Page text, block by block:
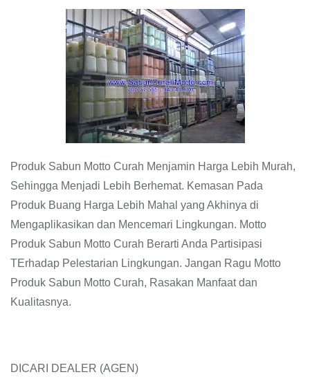
Produk Sabun Motto Curah Menjamin Harga Lebih Murah,
Sehingga Menjadi Lebih Berhemat. Kemasan Pada
Produk Buang Harga Lebih Mahal yang Akhinya di
Mengaplikasikan dan Mencemari Lingkungan. Motto
Produk Sabun Motto Curah Berarti Anda Partisipasi
TErhadap Pelestarian Lingkungan. Jangan Ragu Motto
Produk Sabun Motto Curah, Rasakan Manfaat dan
Kualitasnya.
DICARI DEALER (AGEN)